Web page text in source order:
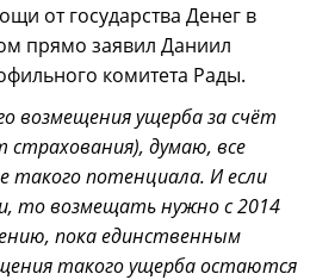
от государства Денег в
прямо заявил Даниил
комитета Рады.
возмещения ущерба за счёт
страхования), думаю, все
потенциала. И если
то возмещать нужно с 2014
пока единственным
такого ущерба остаются